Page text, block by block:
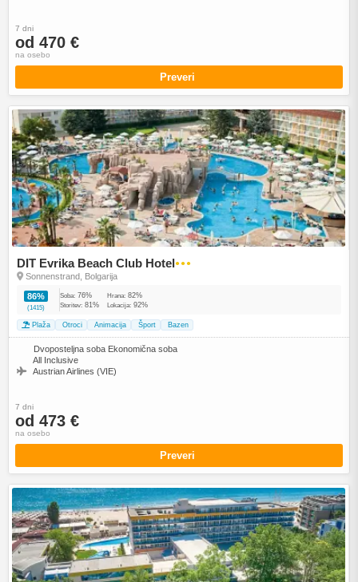
7 dni
od 470 €
na osebo
Preveri
DIT Evrika Beach Club Hotel●●●
Sonnenstrand, Bolgarija
86%
(1415)
Soba: 76% Hrana: 82%
Storitev: 81% Lokacija: 92%
Plaža Otroci Animacija Šport Bazen
Dvoposteljna soba Ekonomična soba
All Inclusive
Austrian Airlines (VIE)
7 dni
od 473 €
na osebo
Preveri